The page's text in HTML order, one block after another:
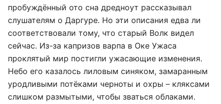
пробуждённый ото сна дредноут рассказывал
слушателям о Даргуре. Но эти описания едва ли
соответствовали тому, что старый Волк видел
сейчас. Из-за капризов варпа в Оке Ужаса
проклятый мир постигли ужасающие изменения.
Небо его казалось лиловым синяком, замаранным
уродливыми потёками черноты и охры – кляксами
слишком размытыми, чтобы зваться облаками.